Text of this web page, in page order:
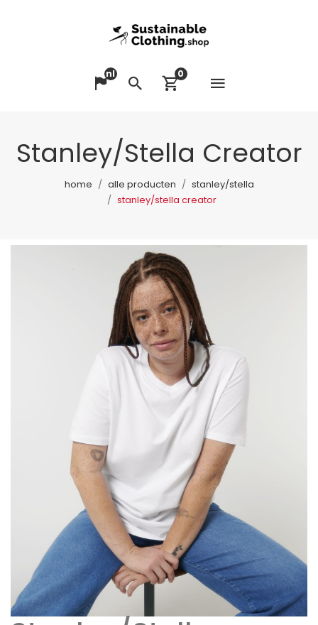
Taal veranderen
nl
ZoekenWinkelwagen
0
Stanley/Stella Creator
home alle producten
stanley/stella
stanley/stella creator